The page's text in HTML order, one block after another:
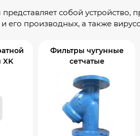
собой устройство,
его производных, а также
Фильтры чугунные
сетчатые